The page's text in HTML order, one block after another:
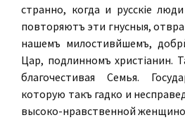
странно, когда и русскіе
повторяютъ эти гнусныя,
нашемъ милостивѣйшемъ,
Царѣ, подлинномъ христіанинѣ.
благочестивая Семья.
которую такъ гадко и
высоко-нравственной